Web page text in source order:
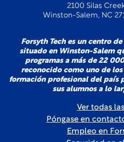
2100 Silas
Winston-Salem, NC
Forsyth Tech es un centro
situado en Winston-Salem
programas a más de 22
reconocido como uno de
formación profesional del país
sus alumnos a lo
Ver todas
Póngase en
Empleo en